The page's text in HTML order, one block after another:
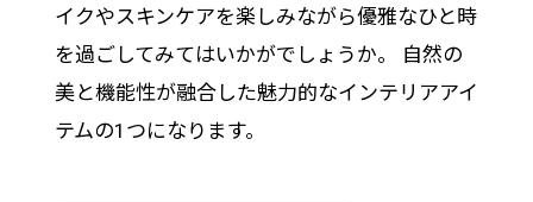
イクやスキンケアを楽しみながら優雅なひと時
を過ごしてみてはいかがでしょうか。 自然の
美と機能性が融合した魅力的なインテリアアイ
テムの1つになります。